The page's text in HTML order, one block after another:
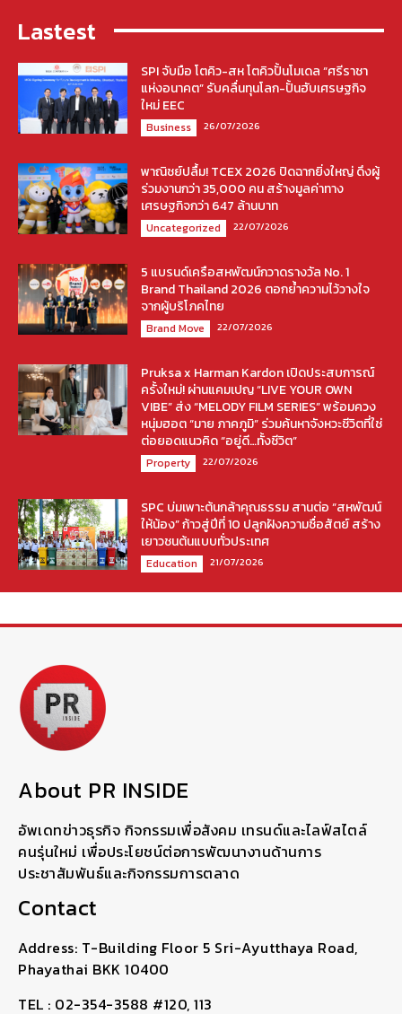
Lastest
SPI จับมือ โตคิว-สห โตคิวปั้นโมเดล “ศรีราชา
แห่งอนาคต” รับคลื่นทุนโลก-ปั้นฮับเศรษฐกิจ
ใหม่ EEC
Business 26/07/2026
พาณิชย์ปลื้ม! TCEX 2026 ปิดฉากยิ่งใหญ่ ดึงผู้
ร่วมงานกว่า 35,000 คน สร้างมูลค่าทาง
เศรษฐกิจกว่า 647 ล้านบาท
Uncategorized 22/07/2026
5 แบรนด์เครือสหพัฒน์กวาดรางวัล No. 1
Brand Thailand 2026 ตอกย้ำความไว้วางใจ
จากผู้บริโภคไทย
Brand Move 22/07/2026
Pruksa x Harman Kardon เปิดประสบการณ์
ครั้งใหม่! ผ่านแคมเปญ “LIVE YOUR OWN
VIBE” ส่ง “MELODY FILM SERIES” พร้อมควง
หนุ่มฮอต “มาย ภาคภูมิ” ร่วมค้นหาจังหวะชีวิตที่ใช่
ต่อยอดแนวคิด “อยู่ดี…ทั้งชีวิต”
Property 22/07/2026
SPC บ่มเพาะต้นกล้าคุณธรรม สานต่อ “สหพัฒน์
ให้น้อง” ก้าวสู่ปีที่ 10 ปลูกฝังความซื่อสัตย์ สร้าง
เยาวชนต้นแบบทั่วประเทศ
Education 21/07/2026
About PR INSIDE
อัพเดทข่าวธุรกิจ กิจกรรมเพื่อสังคม เทรนด์และไลฟ์สไตล์
คนรุ่นใหม่ เพื่อประโยชน์ต่อการพัฒนางานด้านการ
ประชาสัมพันธ์และกิจกรรมการตลาด
Contact
Address: T-Building Floor 5 Sri-Ayutthaya Road,
Phayathai BKK 10400
TEL : 02-354-3588 #120, 113